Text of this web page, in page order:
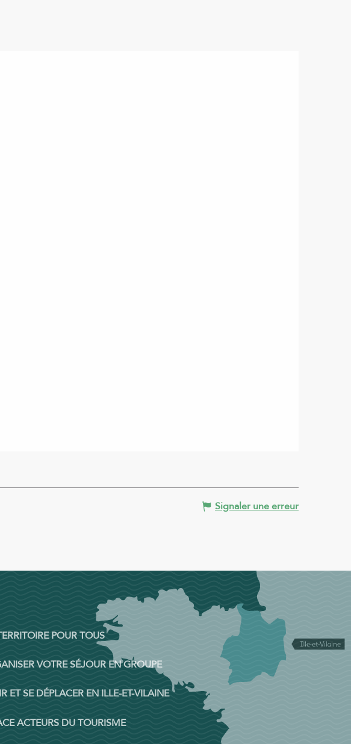
Signaler une erreur
POUR TOUS
VOTRE SÉJOUR EN GROUPE
ET SE DÉPLACER EN ILLE-ET-VILAINE
ACTEURS DU TOURISME